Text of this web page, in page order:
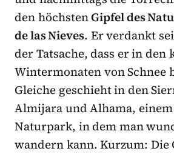
den höchstenGipfel des
de las Nieves. Er verdankt
der Tatsache, dass er in den
Wintermonaten von Schnee
Gleiche geschieht in den
Almijara und Alhama,
Naturpark, in dem man
wandern kann. Kurzum: Die